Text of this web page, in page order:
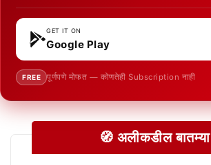
GET IT ON
Google Play
FREE पूर्णपणे मोफत — कोणतेही Subscription नाही
🧭 अलीकडील बातम्या